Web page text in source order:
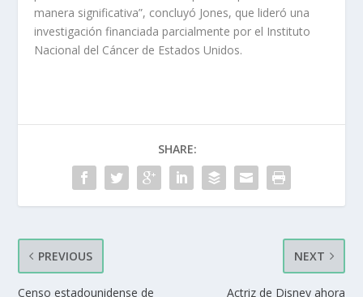
manera significativa”, concluyó Jones, que lideró una
investigación financiada parcialmente por el Instituto
Nacional del Cáncer de Estados Unidos.
SHARE:
PREVIOUS
Censo estadounidense de
NEXT
Actriz de Disney ahora